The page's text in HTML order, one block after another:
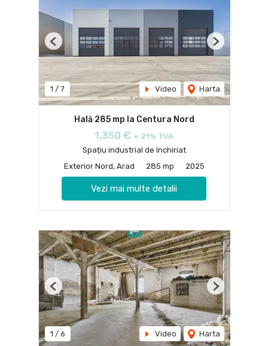
1 / 7 Video Harta
Previous Next
Hală 285 mp la Centura Nord
1,350 € + 21% TVA
Spațiu industrial de închiriat
Exterior Nord, Arad
285 mp 2025
Vezi mai multe detalii
1 / 6 Video Harta
Previous Next